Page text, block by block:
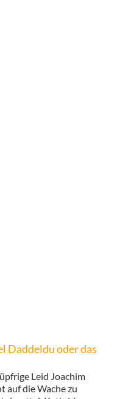
Daddeldu oder das
Leid Joachim
auf die Wache zu